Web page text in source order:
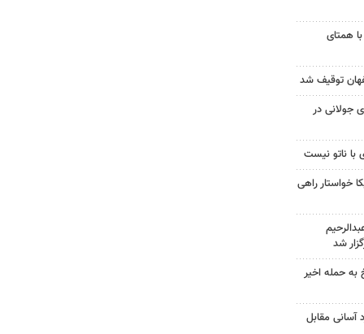
همتای
جولانی در
با ناتو نیست
خواستار راهی
شد
به حمله اخیر
آسانی مقابل